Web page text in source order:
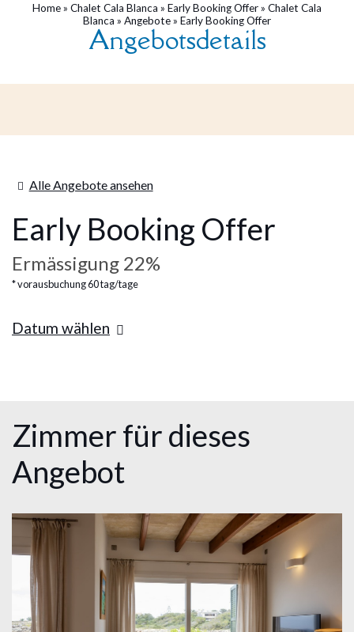
Home» Chalet Cala Blanca » Early Booking Offer» Chalet Cala
Blanca » Angebote» Early Booking Offer
Angebotsdetails
Alle Angebote ansehen
Early Booking Offer
Ermässigung 22%
vorausbuchung 60 tag/tage
Datum wählen
Zimmer für dieses
Angebot